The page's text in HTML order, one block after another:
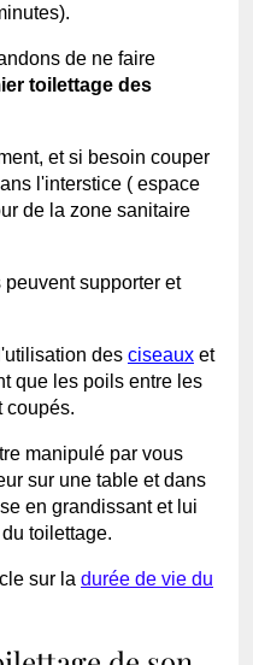
de ne faire
toilettage des
et si besoin couper
l'interstice ( espace
de la zone sanitaire
supporter et
des ciseaux et
que les poils entre les
coupés.
manipulé par vous
sur une table et dans
en grandissant et lui
toilettage.
sur la durée de vie du